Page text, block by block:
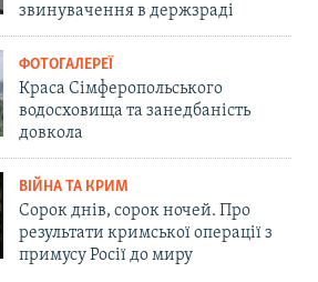
звинувачення в держзраді
ФОТОГАЛЕРЕЇ
Краса Сімферопольського
водосховища та занедбаність
довкола
ВІЙНА ТА КРИМ
Сорок днів, сорок ночей. Про
результати кримської операції з
примусу Росії до миру